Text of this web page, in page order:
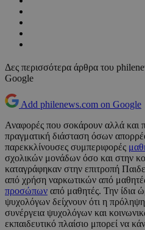
Δες περισσότερα άρθρα του
Google
Add philenews.com on Google
Αναφορές που σοκάρουν αλλά και
πραγματική διάσταση όσων
παρεκκλίνουσες συμπεριφορές
σχολικών μονάδων όσο και στην
καταγράφηκαν στην επιτροπή
από χρήση ναρκωτικών από
προσώπων από μαθητές. Την ίδια
ψυχολόγων δείχνουν ότι η
συνέργεια ψυχολόγων και
εκπαιδευτικό πλαίσιο μπορεί να